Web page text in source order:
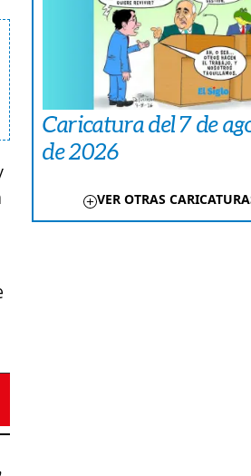
Caricatura del 7 de
de 2026
VER OTRAS